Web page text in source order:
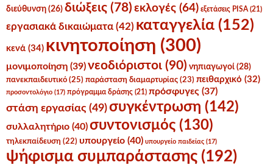
διεύθυνση (26) διώξεις (78) εκλογές (64) εξετάσεις PISA (21)
εργασιακά δικαιώματα(42) καταγγελία (152)
κενά (34) κινητοποίηση (300)
μονιμοποίηση (39)νεοδιόριστοι (90) νηπιαγωγοί (28)
πανεκπαιδευτικό (25) παράσταση διαμαρτυρίας (23) πειθαρχικό (32)
προσοντολόγιο (17) πρόγραμμα δράσης (21) πρόσφυγες (37)
στάση εργασίας (49)συγκέντρωση (142)
συλλαλητήριο (40)συντονισμός (130)
τηλεκπαίδευση (22) υπουργείο (40) υπουργείο παιδείας (17)
ψήφισμα συμπαράστασης (192)